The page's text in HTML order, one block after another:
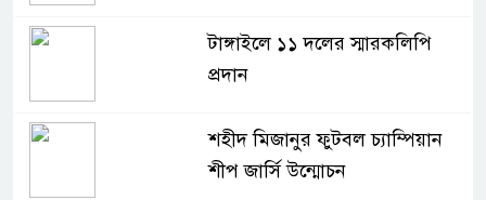
টাঙ্গাইলে ১১ দলের স্মারকলিপি
প্রদান
শহীদ মিজানুর ফুটবল চ্যাম্পিয়ান
শীপ জার্সি উন্মোচন